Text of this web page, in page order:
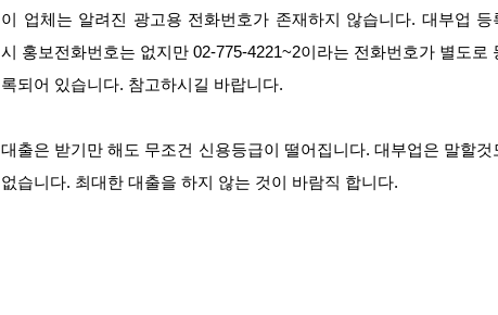
이 업체는 알려진 광고용 전화번호가 존재하지 않습니다. 대부업 등
시 홍보전화번호는 없지만 02-775-4221~2이라는 전화번호가 별도로
록되어 있습니다. 참고하시길 바랍니다.
대출은 받기만 해도 무조건 신용등급이 떨어집니다. 대부업은 말할것
없습니다. 최대한 대출을 하지 않는 것이 바람직 합니다.